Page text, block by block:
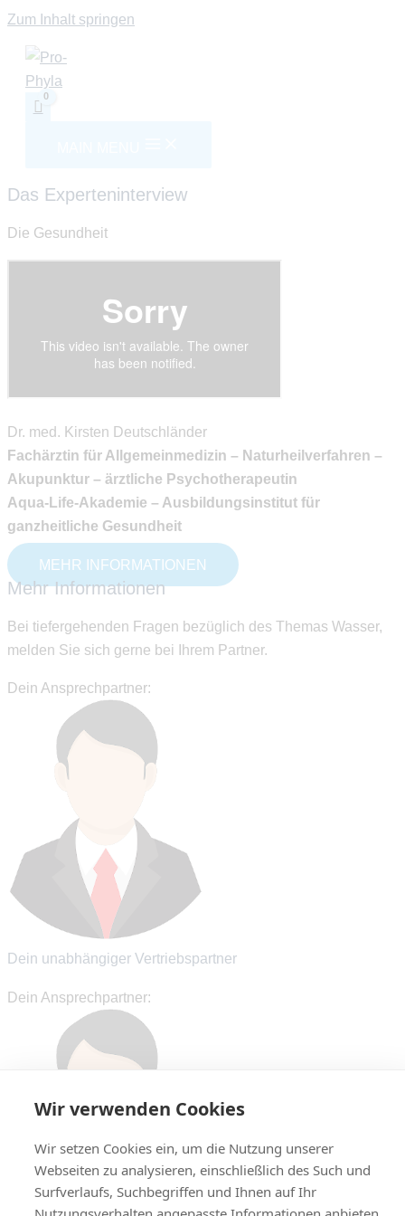
Wir verwenden Cookies
Wir setzen Cookies ein, um die Nutzung unserer
Webseiten zu analysieren, einschließlich des Such und
Surfverlaufs, Suchbegriffen und Ihnen auf Ihr
Zum Inhalt springen
Das Experteninterview
Die Gesundheit
Dr. med. Kirsten Deutschländer
Fachärztin für Allgemeinmedizin – Naturheilverfahren –
Akupunktur – ärztliche Psychotherapeutin
Aqua-Life-Akademie – Ausbildungsinstitut für
ganzheitliche Gesundheit
MEHR INFORMATIONEN
Mehr Informationen
Bei tiefergehenden Fragen bezüglich des Themas Wasser,
melden Sie sich gerne bei Ihrem Partner.
Dein Ansprechpartner:
Dein unabhängiger Vertriebspartner
Dein Ansprechpartner: